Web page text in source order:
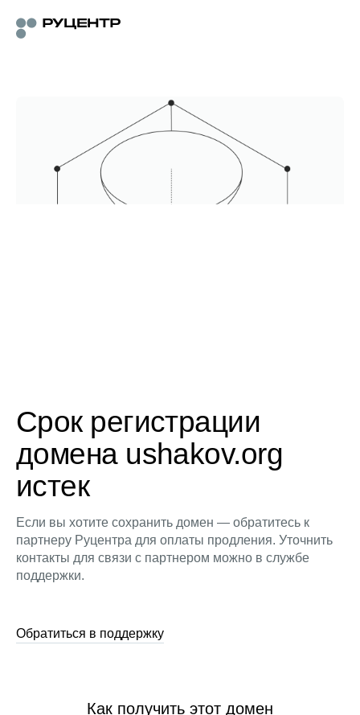
Срок регистрации
домена ushakov.org
истек
Если вы хотите сохранить домен — обратитесь к
партнеру Руцентра для оплаты продления. Уточнить
контакты для связи с партнером можно в службе
поддержки.
Обратиться в поддержку
Как получить этот домен